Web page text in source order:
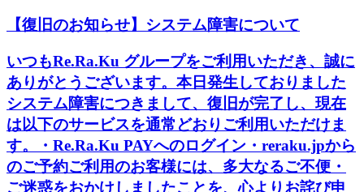
【復旧のお知らせ】システム障害について
いつもRe.Ra.Ku グループをご利用いただき、誠に
ありがとうございます。本日発生しておりました
システム障害につきまして、復旧が完了し、現在
は以下のサービスを通常どおりご利用いただけま
す。・Re.Ra.Ku PAYへのログイン・reraku.jpから
のご予約ご利用のお客様には、多大なるご不便・
ご迷惑をおかけしましたことを、心よりお詫び申